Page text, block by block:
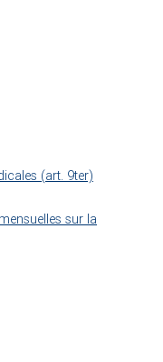
(art. 9ter)
sur la